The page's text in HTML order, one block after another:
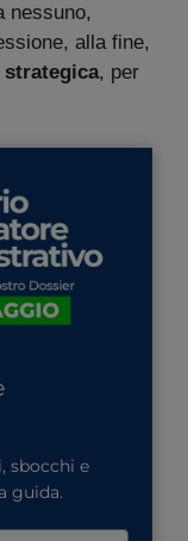
nessuno,
alla fine,
, per
sbocchi e
guida.